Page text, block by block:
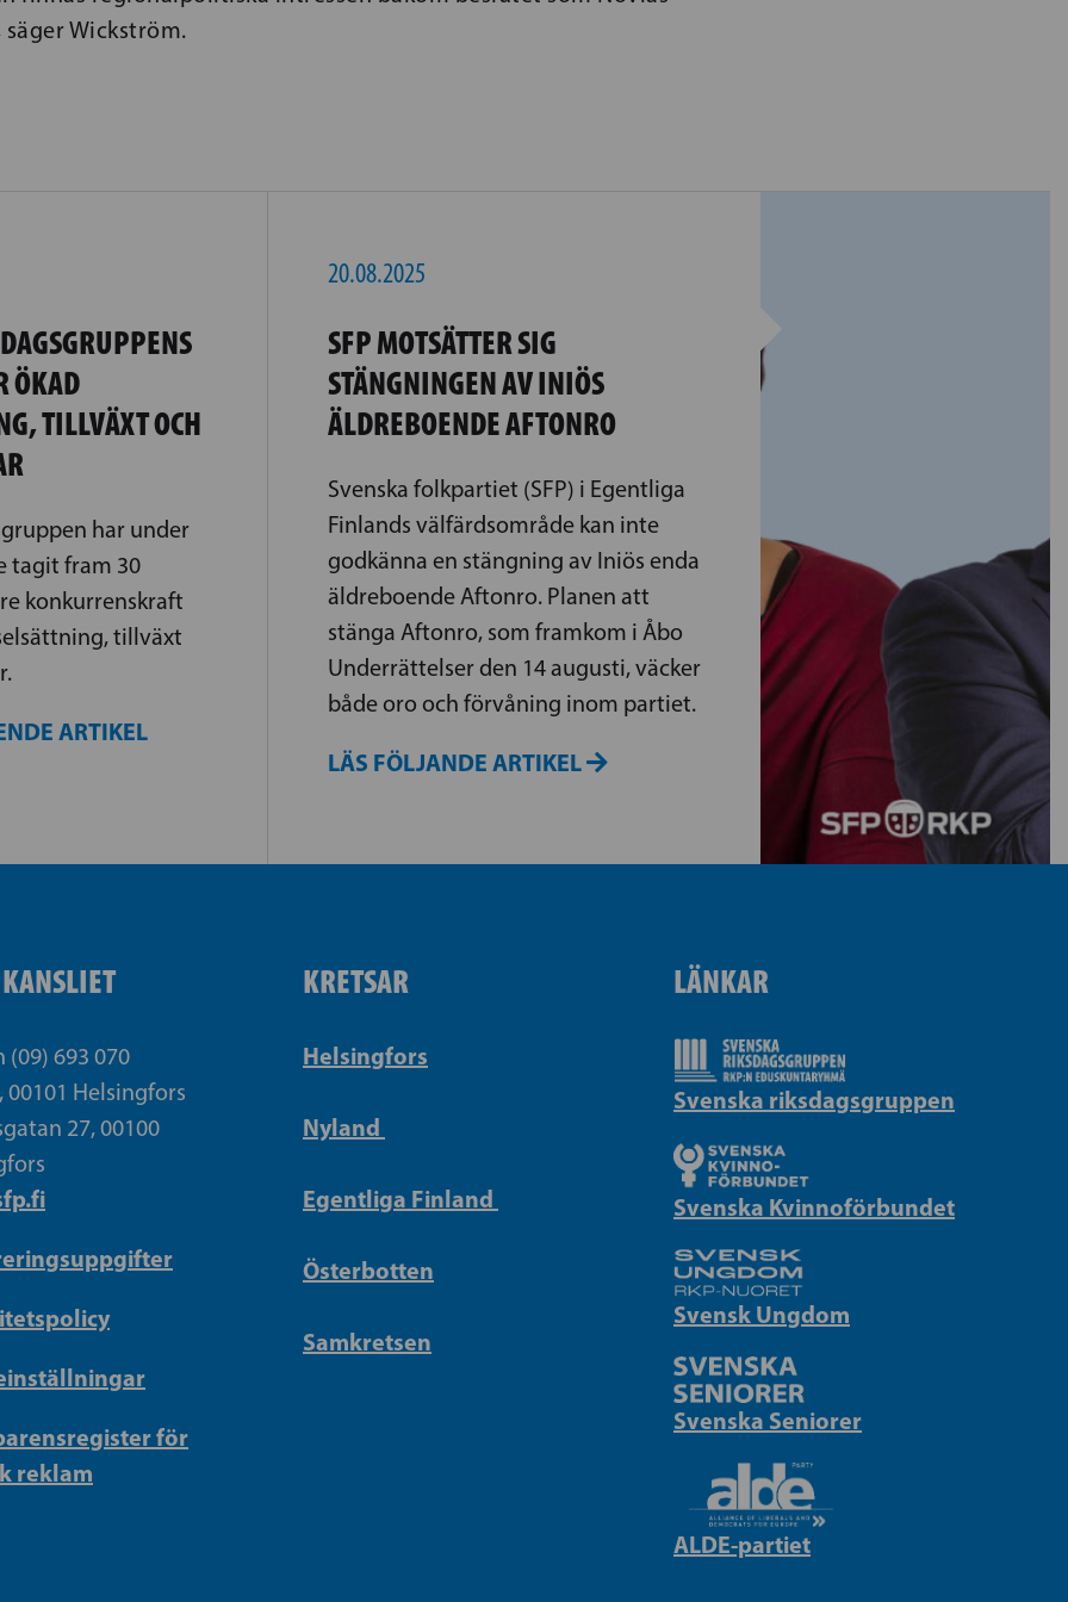
Wickström.
ÖKAD
TILLVÄXT OCH
har under
tagit fram 30
konkurrenskraft
tillväxt
ARTIKEL
20.08.2025
SFP MOTSÄTTER SIG
STÄNGNINGEN AV INIÖS
ÄLDREBOENDE AFTONRO
Svenska folkpartiet (SFP) i Egentliga
Finlands välfärdsområde kan inte
godkänna en stängning av Iniös enda
äldreboende Aftonro. Planen att
stänga Aftonro, som framkom i Åbo
Underrättelser den 14 augusti, väcker
både oro och förvåning inom partiet.
LÄS FÖLJANDE ARTIKEL
(09) 693 070
00101 Helsingfors
27, 00100
för
reklam
KRETSAR
Helsingfors
Nyland
Egentliga Finland
Österbotten
Samkretsen
LÄNKAR
Svenska riksdagsgruppen
Svenska Kvinnoförbundet
Svensk Ungdom
Svenska Seniorer
ALDE-partiet